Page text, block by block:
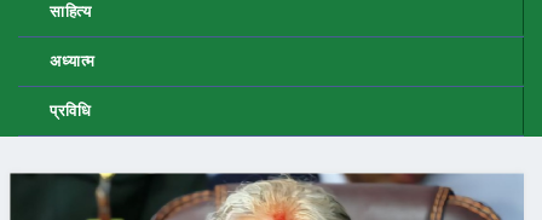
साहित्य
अध्यात्म
प्रविधि